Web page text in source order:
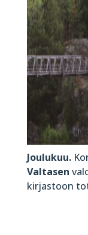
Joulukuu.
Valtasen
kirjastoon